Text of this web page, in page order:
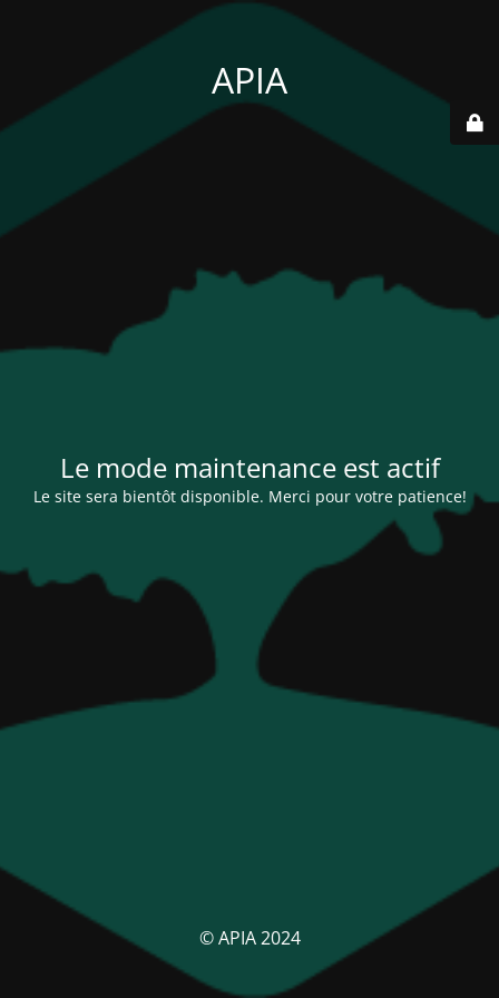
APIA
Le mode maintenance est actif
Le site sera bientôt disponible. Merci pour votre patience!
© APIA 2024